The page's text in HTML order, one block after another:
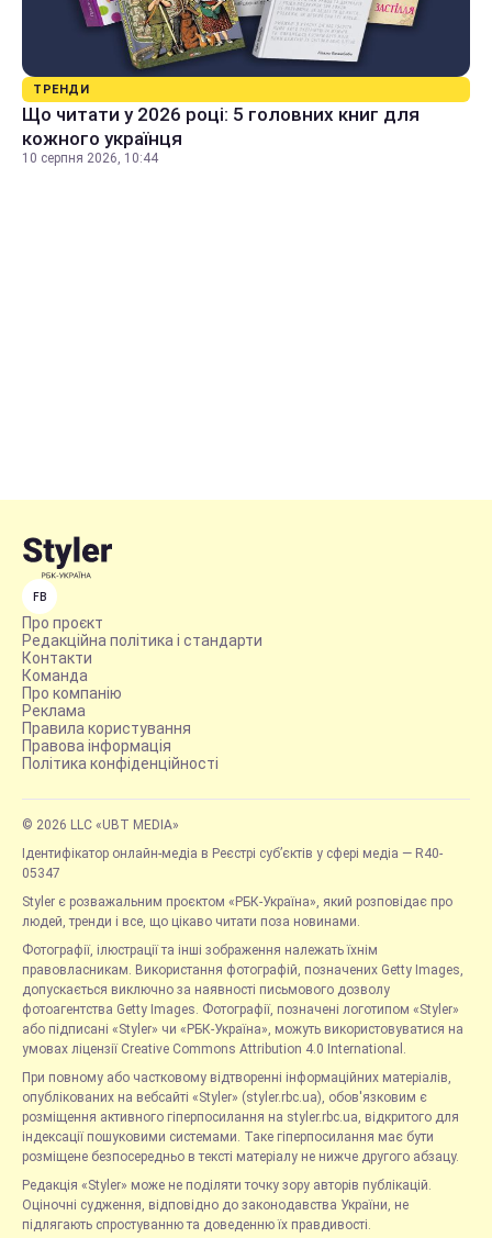
ТРЕНДИ
Що читати у 2026 році: 5 головних книг для
кожного українця
10 серпня 2026, 10:44
FB
Про проєкт
Редакційна політика і стандарти
Контакти
Команда
Про компанію
Реклама
Правила користування
Правова інформація
Політика конфіденційності
© 2026 LLC «UBT MEDIA»
Ідентифікатор онлайн-медіа в Реєстрі суб’єктів у сфері медіа — R40-
05347
Styler є розважальним проєктом «РБК-Україна», який розповідає про
людей, тренди і все, що цікаво читати поза новинами.
Фотографії, ілюстрації та інші зображення належать їхнім
правовласникам. Використання фотографій, позначених Getty Images,
допускається виключно за наявності письмового дозволу
фотоагентства Getty Images. Фотографії, позначені логотипом «Styler»
або підписані «Styler» чи «РБК-Україна», можуть використовуватися на
умовах ліцензії Creative Commons Attribution 4.0 International.
При повному або частковому відтворенні інформаційних матеріалів,
опублікованих на вебсайті «Styler» (styler.rbc.ua), обов'язковим є
розміщення активного гіперпосилання на styler.rbc.ua, відкритого для
індексації пошуковими системами. Таке гіперпосилання має бути
розміщене безпосередньо в тексті матеріалу не нижче другого абзацу.
Редакція «Styler» може не поділяти точку зору авторів публікацій.
Оціночні судження, відповідно до законодавства України, не
підлягають спростуванню та доведенню їх правдивості.